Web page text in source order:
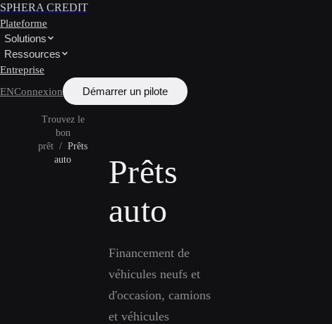
SPHERA CREDIT
Plateforme
Solutions
Ressources
Entreprise
ENConnexion Démarrer un pilote
Trouvez le
bon
prêt / Prêts
auto
Prêts
auto
Financement de
véhicules neufs et
d'occasion, camions
et véhicules